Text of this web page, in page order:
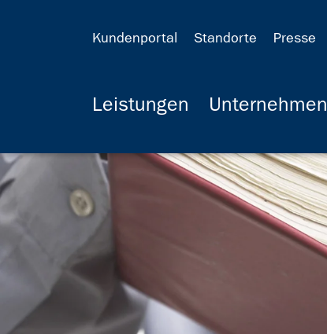
Kundenportal Standorte Presse
Leistungen Unternehmen